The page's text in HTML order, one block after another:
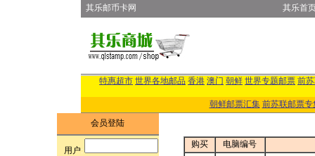
其乐邮币卡网 其乐首
特惠超市 世界各地邮品 香港 澳门 朝鲜 世界专题邮票 前
朝鲜邮票汇集 前苏联邮票专
会员登陆
用户:
购买
电脑编号